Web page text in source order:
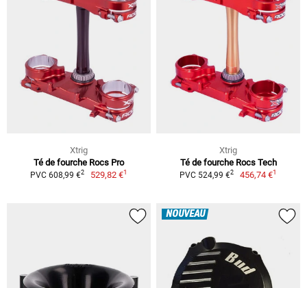
Xtrig
Té de fourche Rocs Pro
PVC 608,99 €2 529,82 €1
Xtrig
Té de fourche Rocs Tech
PVC 524,99 €2 456,74 €1
NOUVEAU